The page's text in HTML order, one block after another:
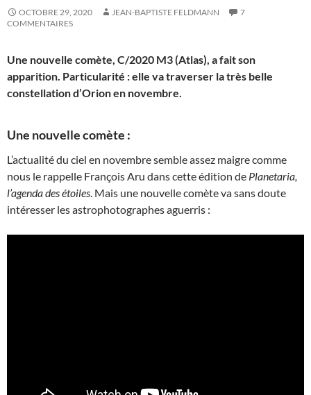
OCTOBRE 29, 2020 JEAN-BAPTISTE FELDMANN
7
COMMENTAIRES
Une nouvelle comète, C/2020 M3 (Atlas), a fait son
apparition. Particularité : elle va traverser la très belle
constellation d’Orion en novembre.
Une nouvelle comète :
L’actualité du ciel en novembre semble assez maigre comme
nous le rappelle François Aru dans cette édition de Planetaria,
l’agenda des étoiles. Mais une nouvelle comète va sans doute
intéresser les astrophotographes aguerris :